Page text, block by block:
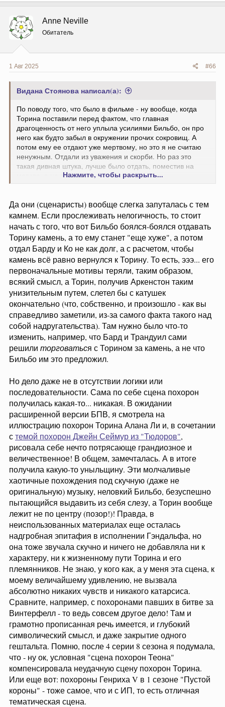
ц
и
и
:
Anne Neville
Обитатель
1 Авг 2025 #66
Видана Стоянова написал(а):
По поводу того, что было в фильме - ну вообще, когда
Торина поставили перед фактом, что главная
драгоценность от него уплыла усилиями Бильбо, он про
него как будто забыл в окружении прочих сокровищ. А
потом ему ее отдают уже мертвому, но это я не считаю
ненужным. Отдали из уважения и скорби. Но раз это
такая дивная штука, лучше было отдать, поместив на
могиле, а не закопав.Нажмите, чтобы раскрыть...
Да они (сценаристы) вообще слегка запуталась с тем
камнем. Если прослеживать нелогичность, то стоит
начать с того, что вот Бильбо боялся-боялся отдавать
Торину камень, а то ему станет "еще хуже", а потом
отдал Барду и Ко не как долг, а с расчетом, чтобы
камень всё равно вернулся к Торину. То есть, эээ... его
первоначальные мотивы теряли, таким образом,
всякий смысл, а Торин, получив Аркенстон таким
унизительным путем, слетел бы с катушек
окончательно (что, собственно, и произошло - как вы
справедливо заметили, из-за самого факта такого над
собой надругательства). Там нужно было что-то
изменить, например, что Бард и Трандуил сами
решили торговаться с Торином за камень, а не что
Бильбо им это предложил.
Но дело даже не в отсутствии логики или
последовательности. Сама по себе сцена похорон
получилась какая-то... никакая. В ожидании
расширенной версии БПВ, я смотрела на
иллюстрацию похорон Торина Алана Ли и, в сочетании
стемой похорон Джейн Сеймур из "Тюдоров",
рисовала себе нечто потрясающе грандиозное и
величественное! В общем, замечталась. А в итоге
получила какую-то уныльщину. Эти молчаливые
хаотичные похождения под скучную (даже не
оригинальную) музыку, неловкий Бильбо, безуспешно
пытающийся выдавить из себя слезу, а Торин вообще
лежит не по центру (позор!)! Правда, в
неиспользованных материалах еще осталась
надгробная эпитафия в исполнении Гэндальфа, но
она тоже звучала скучно и ничего не добавляла ни к
характеру, ни к жизненному пути Торина и его
племянников. Не знаю, у кого как, а у меня эта сцена, к
моему величайшему удивлению, не вызвала
абсолютно никаких чувств и никакого катарсиса.
Сравните, например, с похоронами павших в битве за
Винтерфелл - то ведь совсем другое дело! Там и
грамотно прописанная речь имеется, и глубокий
символический смысл, и даже закрытие одного
гештальта. Помню, после 4 серии 8 сезона я подумала,
что - ну ок, условная "сцена похорон Теона"
компенсировала неудачную сцену похорон Торина.
Или еще вот: похороны Генриха V в 1 сезоне "Пустой
короны" - тоже самое, что и с ИП, то есть отличная
тематическая сцена.